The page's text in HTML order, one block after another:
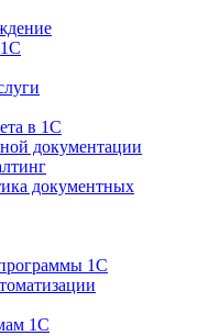
в 1С
документации
документных
1С
1С